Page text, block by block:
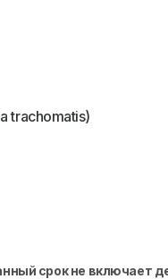
trachomatis)
срок не включает